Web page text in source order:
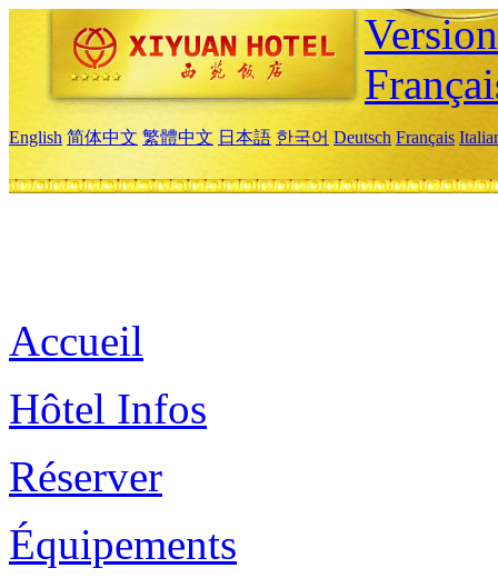
English 简体中文 繁體中文 日本語 한국어 Deutsch Français
Accueil
Hôtel Infos
Réserver
Équipements